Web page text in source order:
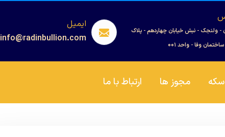
- ولنجک - نبش خیابان چهاردهم - پلاک
ایمیل
info@radinbullion.com
سکه مجوز ها ارتباط با ما